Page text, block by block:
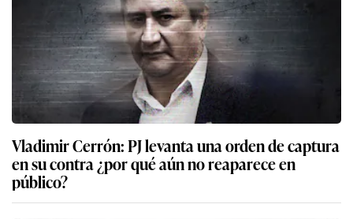
Vladimir Cerrón: PJ levanta una orden de captura
en su contra ¿por qué aún no reaparece en
público?